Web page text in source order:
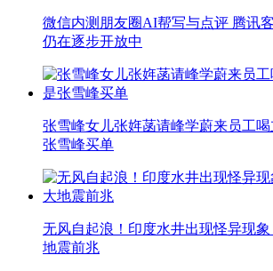
微信内测朋友圈AI帮写与点评 腾讯
仍在逐步开放中
张雪峰女儿张姩菡请峰学蔚来员工
张雪峰买单
无风自起浪！印度水井出现怪异现
地震前兆